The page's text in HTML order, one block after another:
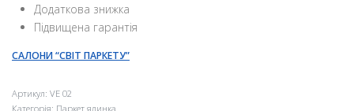
Додаткова знижка
Підвищена гарантія
САЛОНИ “СВІТ ПАРКЕТУ”
Артикул: VE 02
Категорія: Паркет ялинка